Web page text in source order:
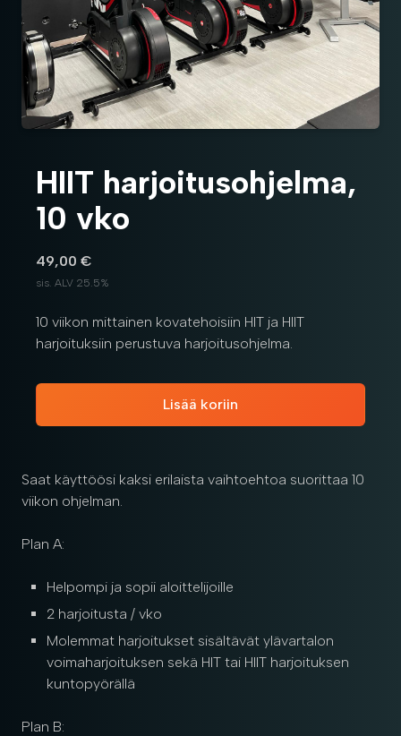
HIIT harjoitusohjelma,
10 vko
49,00 €
sis. ALV 25.5%
10 viikon mittainen kovatehoisiin HIT ja HIIT
harjoituksiin perustuva harjoitusohjelma.
Lisää koriin
Saat käyttöösi kaksi erilaista vaihtoehtoa suorittaa 10
viikon ohjelman.
Plan A:
Helpompi ja sopii aloittelijoille
2 harjoitusta / vko
Molemmat harjoitukset sisältävät ylävartalon
voimaharjoituksen sekä HIT tai HIIT harjoituksen
kuntopyörällä
Plan B: